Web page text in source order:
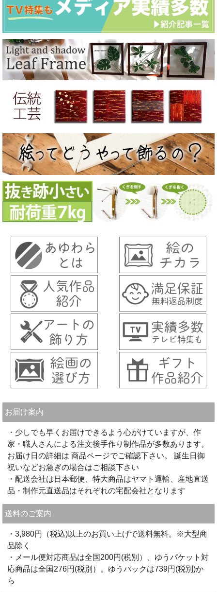
お届け案内
・少しでも早くお届けできるよう心がけていますが、作
家・職人さんによる注文後手作り制作品が多数あります。
お届け日の詳細は 商品ページでご確認下さい。 誕生日御
祝いなどお急ぎの場合はご相談下さい
・配送会社は日本郵便、特大商品はヤマト運輸、産地直送
品・制作元直送品はそれぞれの宅配会社となります
送料のご案内
・3,980円（税込)以上のお買い上げで送料無料。※大型商
品除く
・メール便対応商品は全国200円(税別）、ゆうパケット対
応商品は全国276円(税別）。ゆうパックは739円(税別)か
ら